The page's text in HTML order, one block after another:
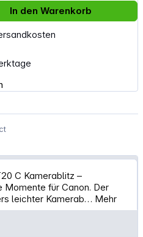
gewünschten
In den Warenkorb
C Kamerablitz –
Momente für Canon. Der
leichter Kamerab… Mehr